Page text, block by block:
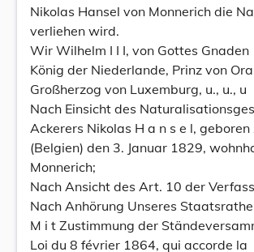
Nikolas Hansel von Monnerich die
verliehen wird.
Wir Wilhelm I I I, von Gottes Gnaden
König der Niederlande, Prinz von
Großherzog von Luxemburg, u., u., u
Nach Einsicht des
Ackerers Nikolas H a n s e l,
(Belgien) den 3. Januar 1829,
Monnerich;
Nach Ansicht des Art. 10 der
Nach Anhörung Unseres
M i t Zustimmung der
Loi du 8 février 1864, qui accorde la